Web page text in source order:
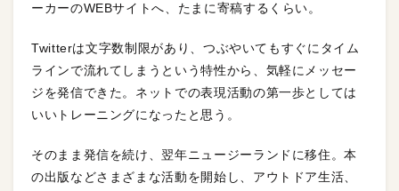
ーカーのWEBサイトへ、たまに寄稿するくらい。
Twitterは文字数制限があり、つぶやいてもすぐにタイム
ラインで流れてしまうという特性から、気軽にメッセー
ジを発信できた。ネットでの表現活動の第一歩としては
いいトレーニングになったと思う。
そのまま発信を続け、翌年ニュージーランドに移住。本
の出版などさまざまな活動を開始し、アウトドア生活、